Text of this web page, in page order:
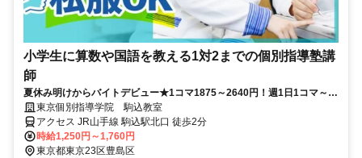
小学生に算数や国語を教える1対2までの個別指導塾講
師
夏休み明けからバイトデビュー★1コマ1875～2640円！週1日1コマ～私
服でok◎
東京個別指導学院 駒込教室
アクセス JR山手線 駒込駅北口 徒歩2分
時給1,250円～1,760円
東京都東京23区豊島区